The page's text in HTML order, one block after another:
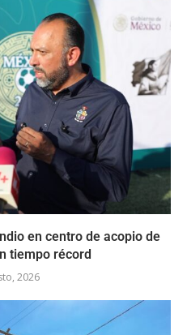
en centro de acopio de
tiempo récord
2026